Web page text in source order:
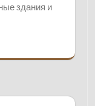
здания и